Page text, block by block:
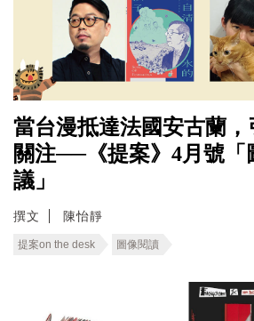
當台漫抵達法國安古蘭
關注──《提案》4月號「
議」
撰文 陳怡靜
提案on the desk 圖像閱讀